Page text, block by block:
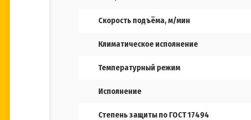
Скорость подъёма, м/мин
Климатическое исполнение
Температурный режим
Исполнение
Степень защиты по ГОСТ 17494